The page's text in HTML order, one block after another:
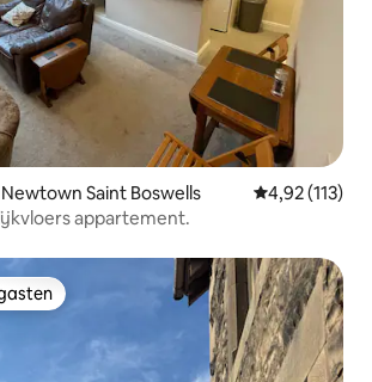
Saint Boswells Gemiddelde
4,92 (113)
appartement.
gasten